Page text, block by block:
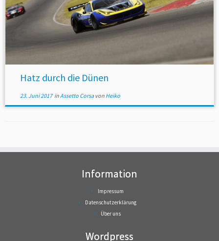
Hatz durch die Dünen
23. Juni 2017inAssetto Corsavon Heiko
Information
Impressum
Datenschutzerklärung
Über uns
Wordpress